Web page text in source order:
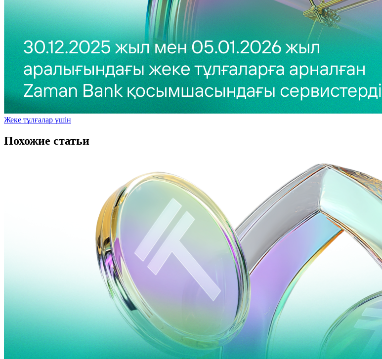
Жеке тұлғалар үшін
Похожие статьи